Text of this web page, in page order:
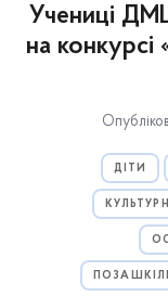
Учениці
на конкурсі
ДІТИ